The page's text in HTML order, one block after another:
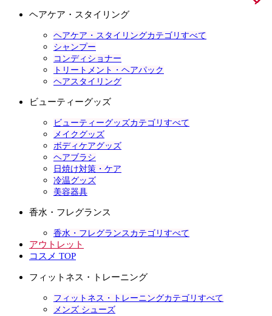
ヘアケア・スタイリング
ヘアケア・スタイリングカテゴリすべて
シャンプー
コンディショナー
トリートメント・ヘアパック
ヘアスタイリング
ビューティーグッズ
ビューティーグッズカテゴリすべて
メイクグッズ
ボディケアグッズ
ヘアブラシ
日焼け対策・ケア
冷温グッズ
美容器具
香水・フレグランス
香水・フレグランスカテゴリすべて
アウトレット
コスメ TOP
フィットネス・トレーニング
フィットネス・トレーニングカテゴリすべて
メンズ シューズ